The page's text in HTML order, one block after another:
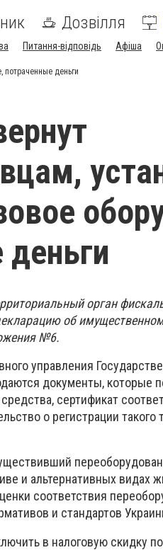
Дозвілля
Питання-відповідь Афіша
потраченные деньги
орган
об
№6.
управления
документы, которые
сертификат
о регистрации такого
и альтернативных видах
соответствия
и стандартов
в налоговую скидку